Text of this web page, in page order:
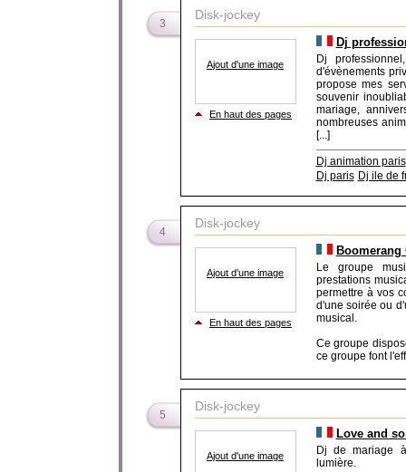
3
Disk-jockey
Ajout d'une image
En haut des pages
Dj
Dj
d'évènements
propose mes
souvenir
mariage,
nombreuses
[...]
Dj animation paris
Dj paris Dj ile de
4
Disk-jockey
Ajout d'une image
En haut des pages
Boomerang
Le groupe
prestations
permettre à vos
d'une soirée ou
musical.
Ce groupe
ce groupe font
5
Disk-jockey
Ajout d'une image
Love and
Dj de mariage
lumière.